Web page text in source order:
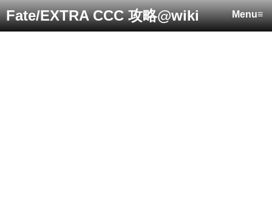
Menu≡
Fate/EXTRA CCC 攻略@wiki